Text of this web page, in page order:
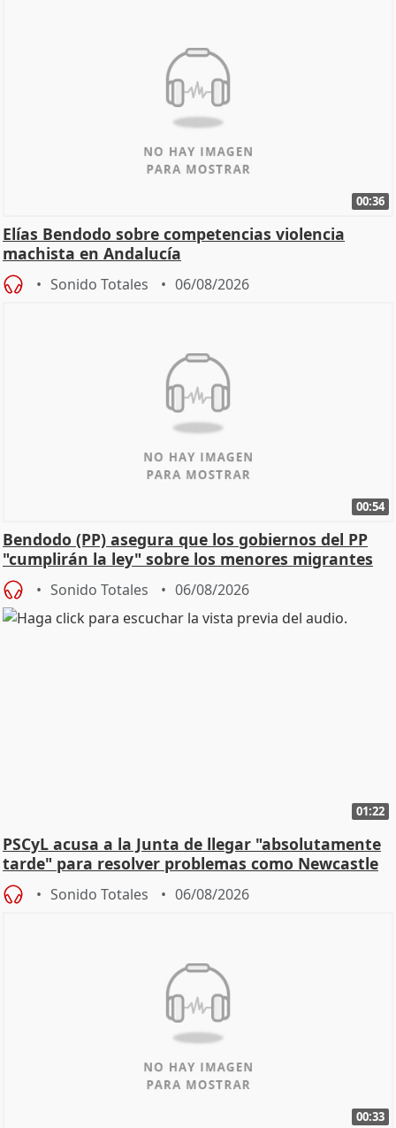
00:36
Elías Bendodo sobre competencias violencia
machista en Andalucía
Sonido Totales 06/08/2026
00:54
Bendodo (PP) asegura que los gobiernos del PP
"cumplirán la ley" sobre los menores migrantes
Sonido Totales 06/08/2026
01:22
PSCyL acusa a la Junta de llegar "absolutamente
tarde" para resolver problemas como Newcastle
Sonido Totales 06/08/2026
00:33